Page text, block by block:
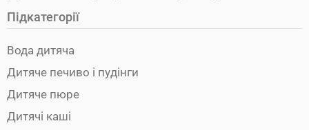
Підкатегорії
Вода дитяча
Дитяче печиво і пудінги
Дитяче пюре
Дитячі каші